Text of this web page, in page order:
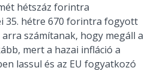
hétszáz forintra
35. hétre 670 forintra fogyott
számítanak, hogy megáll a
mert a hazai infláció a
lassul és az EU fogyatkozó